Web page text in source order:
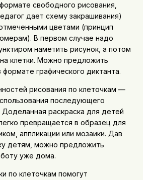
свободного рисования,
дает схему закрашивания)
цветами (принцип
В первом случае надо
наметить рисунок, а потом
клетки. Можно предложить
графического диктанта.
рисования по клеточкам —
последующего
Доделанная раскраска для детей
превращается в образец для
аппликации или мозаики. Дав
детям, можно предложить
уже дома.
по клеточкам помогут